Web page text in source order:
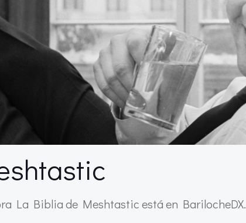
La Biblia de Meshtastic está en BarilocheDX.